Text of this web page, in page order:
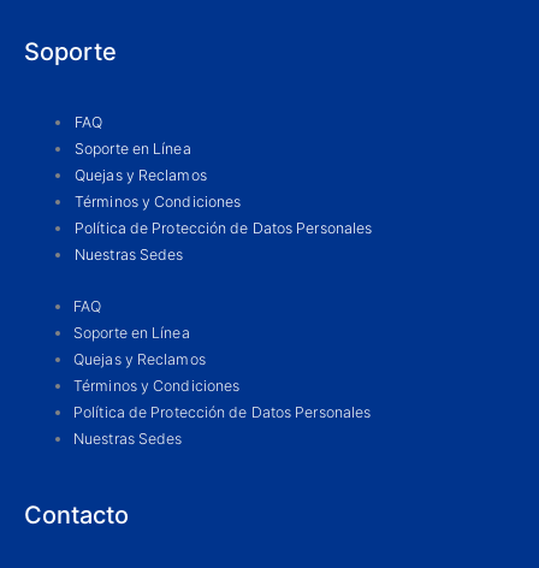
Soporte
FAQ
Soporte en Línea
Quejas y Reclamos
Términos y Condiciones
Política de Protección de Datos Personales
Nuestras Sedes
FAQ
Soporte en Línea
Quejas y Reclamos
Términos y Condiciones
Política de Protección de Datos Personales
Nuestras Sedes
Contacto